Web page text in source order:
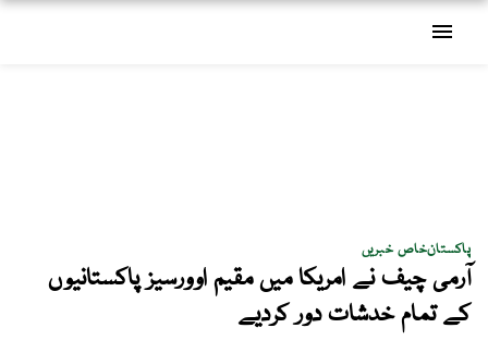
menu
پاکستانخاص خبریں
آرمی چیف نے امریکا میں مقیم اوورسیز پاکستانیوں
کے تمام خدشات دور کردیے